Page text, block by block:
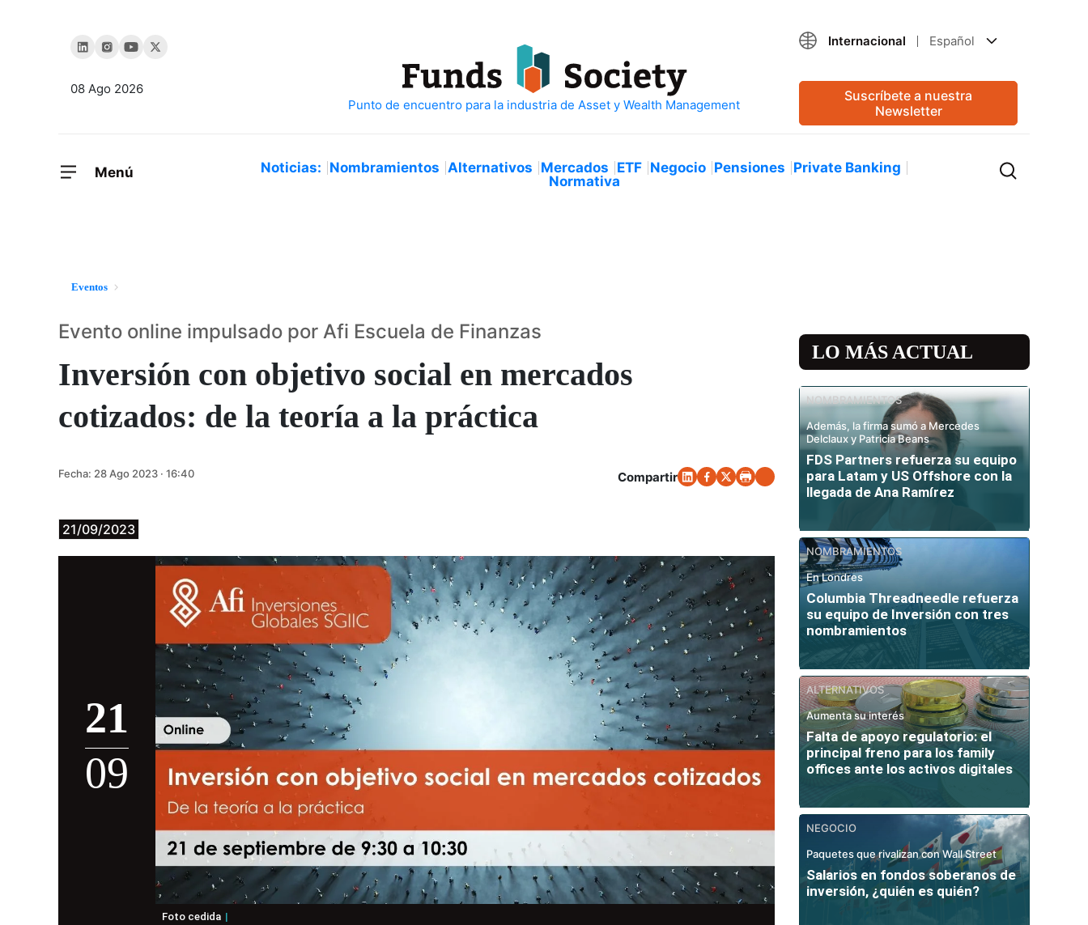
08 Ago 2026
Internacional Español
Suscríbete a nuestra
Newsletter
Menú Noticias: Nombramientos Alternativos Mercados ETF Negocio Pensiones Private Banking
Normativa
Eventos
Inversión con objetivo social en mercados
cotizados: de la teoría a la práctica
Evento online impulsado por Afi Escuela de Finanzas
Fecha: 28 Ago 2023 · 16:40 Compartir
21/09/2023
21
09
Foto cedida
LO MÁS ACTUAL
NOMBRAMIENTOS
Además, la firma sumó a Mercedes
Delclaux y Patricia Beans
FDS Partners refuerza su equipo
para Latam y US Offshore con la
llegada de Ana Ramírez
NOMBRAMIENTOS
En Londres
Columbia Threadneedle refuerza
su equipo de Inversión con tres
nombramientos
ALTERNATIVOS
Aumenta su interés
Falta de apoyo regulatorio: el
principal freno para los family
offices ante los activos digitales
NEGOCIO
Paquetes que rivalizan con Wall Street
Salarios en fondos soberanos de
inversión, ¿quién es quién?